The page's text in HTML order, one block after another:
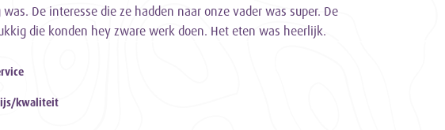
De interesse die ze hadden naar onze vader was super. De
die konden hey zware werk doen. Het eten was heerlijk.
kwaliteit